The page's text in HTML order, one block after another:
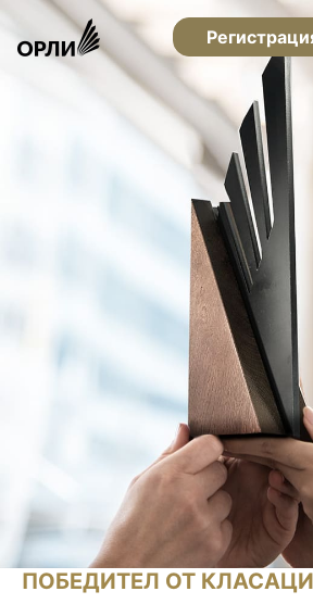
ПОБЕДИТЕЛ ОТ